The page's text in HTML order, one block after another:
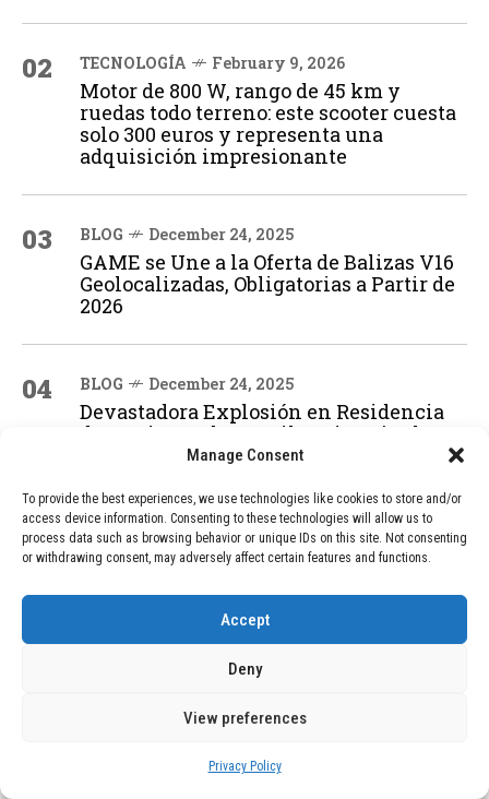
Manage Consent
To provide the best experiences, we use technologies like cookies to store and/or
access device information. Consenting to these technologies will allow us to
process data such as browsing behavior or unique IDs on this site. Not consenting
or withdrawing consent, may adversely affect certain features and functions.
Accept
Deny
View preferences
Privacy Policy
02 TECNOLOGÍA February 9, 2026
Motor de 800 W, rango de 45 km y
ruedas todo terreno: este scooter cuesta
solo 300 euros y representa una
adquisición impresionante
03 BLOG December 24, 2025
GAME se Une a la Oferta de Balizas V16
Geolocalizadas, Obligatorias a Partir de
2026
04 BLOG December 24, 2025
Devastadora Explosión en Residencia
de Ancianos de Pensilvania Deja al
Menos Dos Víctimas Fatales
ADVERTISEMENT